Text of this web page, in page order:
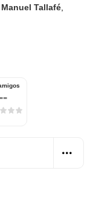
Manuel Tallafé
--